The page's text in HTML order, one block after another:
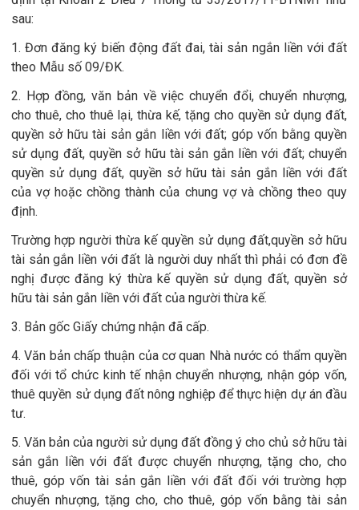
sau:
1. Đơn đăng ký biến động đất đai, tài sản ngắn liền với đất
theo Mẫu số 09/ĐK.
2. Hợp đồng, văn bản về việc chuyển đổi, chuyển nhượng,
cho thuê, cho thuê lại, thừa kế, tặng cho quyền sử dụng đất,
quyền sở hữu tài sản gắn liền với đất; góp vốn bằng quyền
sử dụng đất, quyền sở hữu tài sản gắn liền với đất; chuyển
quyền sử dụng đất, quyền sở hữu tài sản gắn liền với đất
của vợ hoặc chồng thành của chung vợ và chồng theo quy
định.
Trường hợp người thừa kế quyền sử dụng đất,quyền sở hữu
tài sản gắn liền với đất là người duy nhất thì phải có đơn đề
nghị được đăng ký thừa kế quyền sử dụng đất, quyền sở
hữu tài sản gắn liền với đất của người thừa kế.
3. Bản gốc Giấy chứng nhận đã cấp.
4. Văn bản chấp thuận của cơ quan Nhà nước có thẩm quyền
đối với tổ chức kinh tế nhận chuyển nhượng, nhận góp vốn,
thuê quyền sử dụng đất nông nghiệp để thực hiện dự án đầu
tư.
5. Văn bản của người sử dụng đất đồng ý cho chủ sở hữu tài
sản gắn liền với đất được chuyển nhượng, tặng cho, cho
thuê, góp vốn tài sản gắn liền với đất đối với trường hợp
chuyển nhượng, tặng cho, cho thuê, góp vốn bằng tài sản